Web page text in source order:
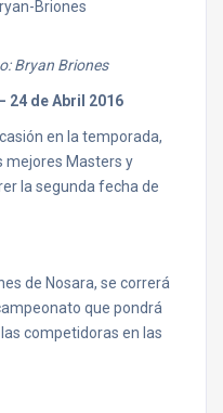
Bryan Briones
24 de Abril 2016
en la temporada,
mejores Masters y
la segunda fecha de
de Nosara, se correrá
que pondrá
competidoras en las